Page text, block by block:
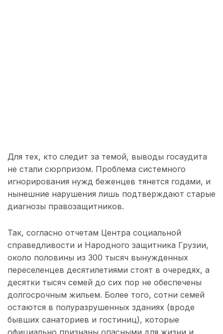
Для тех, кто следит за темой, выводы госаудита
не стали сюрпризом. Проблема системного
игнорирования нужд беженцев тянется годами, и
нынешние нарушения лишь подтверждают старые
диагнозы правозащитников.
Так, согласно отчетам Центра социальной
справедливости и Народного защитника Грузии,
около половины из 300 тысяч вынужденных
переселенцев десятилетиями стоят в очередях, а
десятки тысяч семей до сих пор не обеспечены
долгосрочным жильем. Более того, сотни семей
остаются в полуразрушенных зданиях (вроде
бывших санаториев и гостиниц), которые